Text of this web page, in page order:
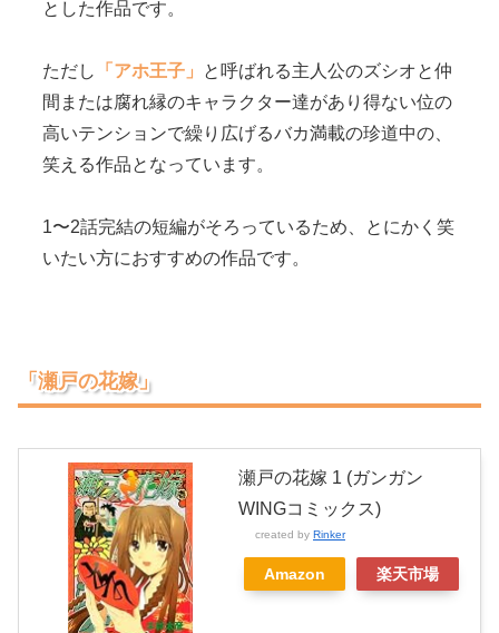
とした作品です。
ただし 「アホ王子」 と呼ばれる主人公のズシオと仲
間または腐れ縁のキャラクター達があり得ない位の
高いテンションで繰り広げるバカ満載の珍道中の、
笑える作品となっています。
1〜2話完結の短編がそろっているため、とにかく笑
いたい方におすすめの作品です。
「瀬戸の花嫁」
瀬戸の花嫁 1 (ガンガン
WINGコミックス)
created by Rinker
Amazon 楽天市場